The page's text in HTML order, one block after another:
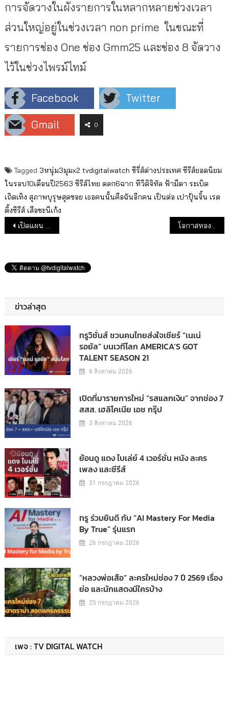
การจัดวางในผังรายการในหลากหลายช่วงเวลา
ส่วนใหญ่อยู่ในช่วงเวลา non prime ในขณะที่
รายการช่อง One ช่อง Gmm25 และช่อง 8 จัดวาง
ไว้ในช่วงไพรม์ไทม์
Facebook
Twitter
Gmail
0
Tagged 3หนุ่ม3มุมx2 tvdigitalwatch ซีรี่ส์ต่างประเทศ ซีรีส์ยอดนิยม
ในรอบ10เดือนปี2563 ซีรีส์ไทย ตลก6ฉาก ทีวีดิจิทัล ฟ้ามีตา ระเบิด
เถิดเทิง สุภาพบุรุษสุดซอย เธอคนนั้นคือฉันอีกคน เป็นต่อ เปาปุ้นจิ้น เรต
ติ้งซีรีส์ เสือชะนีเก้ง
แนะแนวเรื่อง
เปิดแผน GMM Grammy รวม ONE – GMM25 แต่งตัวเตรียมเข้าตลาดหลักทรัพย์ หลังเจรจากลุ่มช้างขายหุ้นสำเร็จ โอกาสทอง 3 ช่อง “PPTV– 9 MCOT-GMM25” ชิงเข้ากลุ่ม TOP10 หลังเนชั่นหลุดกลุ่ม
ข่าวล่าสุด
ทรูวิชั่นส์ ชวนคนไทยส่งใจเชียร์ “เนเน่
รอยัล” บนเวทีโลก AMERICA’S GOT
TALENT SEASON 21
6 สิงหาคม 2026
เปิดที่มารายการใหม่ “รสแลกเงิน” จากช่อง 7
สสส. เฮลิโคเนีย เอช กรุ๊ป
3 สิงหาคม 2026
ย้อนดู แดง ไบเล่ย์ 4 เวอร์ชั่น หนัง ละคร
เพลง และซีรีส์
31 กรกฎาคม 2026
ทรู ร่วมยินดี กับ “AI Mastery For Media
By True” รุ่นแรก
26 กรกฎาคม 2026
“หลวงพ่อเสือ” ละครใหม่ช่อง 7 ปี 2569 เรื่อง
ย่อ และนักแสดงมีใครบ้าง
25 กรกฎาคม 2026
เพจ : TV DIGITAL WATCH